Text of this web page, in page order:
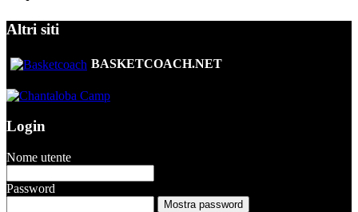
Altri siti
BASKETCOACH.NET
Login
Nome utente
Password
Mostra password